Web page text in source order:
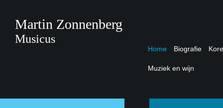
Martin Zonnenberg
Musicus
Home Biografie
Muziek en wijn